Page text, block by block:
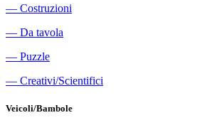
― Costruzioni
― Da tavola
― Puzzle
― Creativi/Scientifici
Veicoli/Bambole